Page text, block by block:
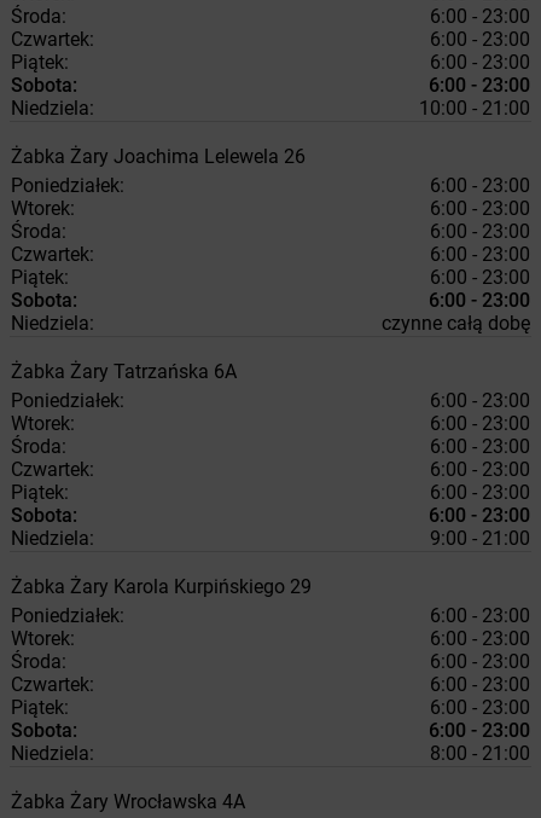
Środa:
6:00 - 23:00
Czwartek:
6:00 - 23:00
Piątek:
6:00 - 23:00
Sobota:
6:00 - 23:00
Niedziela:
10:00 - 21:00
Żabka Żary Joachima Lelewela 26
Poniedziałek:
6:00 - 23:00
Wtorek:
6:00 - 23:00
Środa:
6:00 - 23:00
Czwartek:
6:00 - 23:00
Piątek:
6:00 - 23:00
Sobota:
6:00 - 23:00
Niedziela:
czynne całą dobę
Żabka Żary Tatrzańska 6A
Poniedziałek:
6:00 - 23:00
Wtorek:
6:00 - 23:00
Środa:
6:00 - 23:00
Czwartek:
6:00 - 23:00
Piątek:
6:00 - 23:00
Sobota:
6:00 - 23:00
Niedziela:
9:00 - 21:00
Żabka Żary Karola Kurpińskiego 29
Poniedziałek:
6:00 - 23:00
Wtorek:
6:00 - 23:00
Środa:
6:00 - 23:00
Czwartek:
6:00 - 23:00
Piątek:
6:00 - 23:00
Sobota:
6:00 - 23:00
Niedziela:
8:00 - 21:00
Żabka Żary Wrocławska 4A